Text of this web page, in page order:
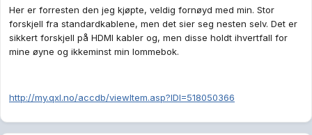
Her er forresten den jeg kjøpte, veldig fornøyd med min. Stor
forskjell fra standardkablene, men det sier seg nesten selv. Det er
sikkert forskjell på HDMI kabler og, men disse holdt ihvertfall for
mine øyne og ikkeminst min lommebok.
http://my.qxl.no/accdb/viewItem.asp?IDI=518050366